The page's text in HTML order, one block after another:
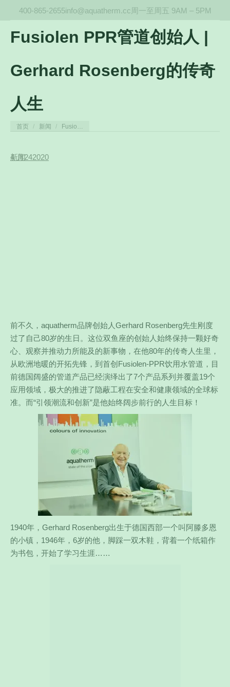
400-865-2655info@aquatherm.cc 周一至周五 9AM – 5PM
Fusiolen PPR管道创始人 |
Gerhard Rosenberg的传奇
人生
您在这里：
首页 新闻 Fusio…
4 月242020
新闻
前不久，aquatherm品牌创始人Gerhard Rosenberg先生刚度
过了自己80岁的生日。这位双鱼座的创始人始终保持一颗好奇
心、观察并推动力所能及的新事物，在他80年的传奇人生里，
从欧洲地暖的开拓先锋，到首创Fusiolen-PPR饮用水管道，目
前德国阔盛的管道产品已经演绎出了7个产品系列并覆盖19个
应用领域，极大的推进了隐蔽工程在安全和健康领域的全球标
准。而“引领潮流和创新”是他始终阔步前行的人生目标！
1940年，Gerhard Rosenberg出生于德国西部一个叫阿滕多恩
的小镇，1946年，6岁的他，脚踩一双木鞋，背着一个纸箱作
为书包，开始了学习生涯……